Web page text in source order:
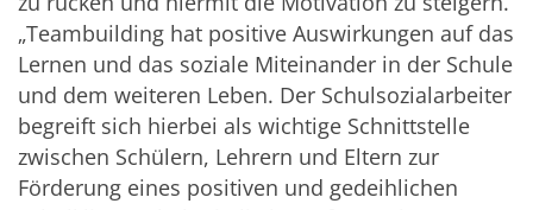
„Teambuilding hat positive Auswirkungen auf das
Lernen und das soziale Miteinander in der Schule
und dem weiteren Leben. Der Schulsozialarbeiter
begreift sich hierbei als wichtige Schnittstelle
zwischen Schülern, Lehrern und Eltern zur
Förderung eines positiven und gedeihlichen